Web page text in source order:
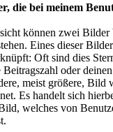
die bei meinem
können zwei Bilder
Eines dieser
Oft sind dies
oder
meist größere, Bild
Es handelt sich
welches von